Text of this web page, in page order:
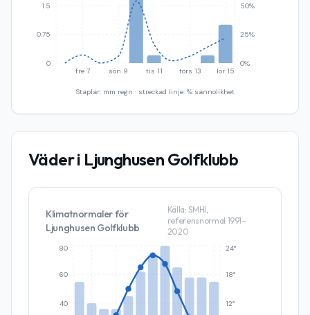
fre 7 sön 9 tis 11 tors 13 lör 15
0
0.75
1.5
0%
25%
50%
Staplar: mm regn · streckad linje: % sannolikhet
Väder i Ljunghusen Golfklubb
Klimatnormaler för
Ljunghusen Golfklubb
Källa: SMHI,
referensnormal 1991–
2020
40
60
80
12°
18°
24°